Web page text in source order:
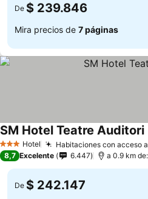
De $ 239.846
Mira precios de 7 páginas
3 Estrellas
Hotel Habitaciones con acceso
SM Hotel Teatre Auditori
8,7 Excelente 6.447 a 0.9 km
De $ 242.147